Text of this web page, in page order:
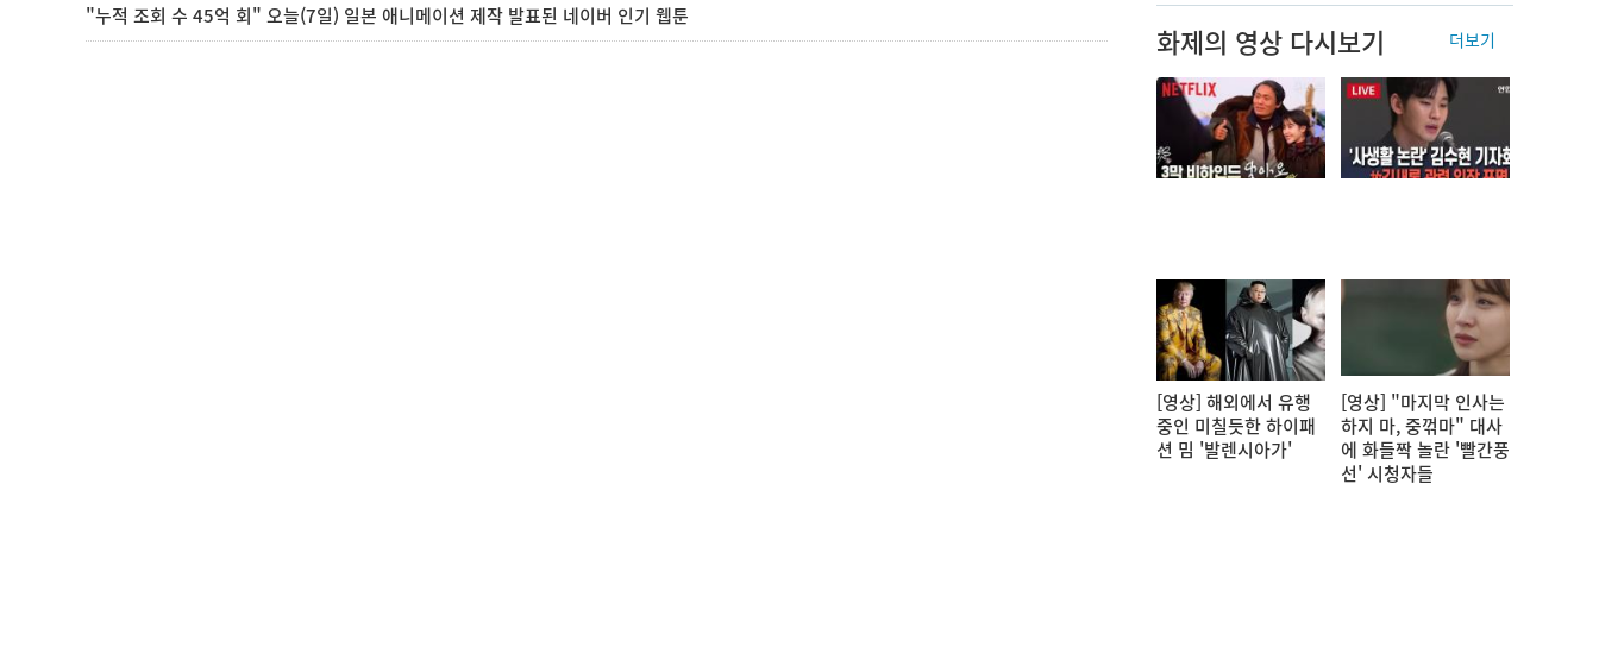
"누적 조회 수 45억 회" 오늘(7일) 일본 애니메이션 제작 발표된 네이버 인기 웹툰
화제의 영상 다시보기 더보기
[영상] 해외에서 유행
중인 미칠듯한 하이패
션 밈 '발렌시아가'
[영상] "마지막 인사는
하지 마, 중꺾마" 대사
에 화들짝 놀란 '빨간풍
선' 시청자들